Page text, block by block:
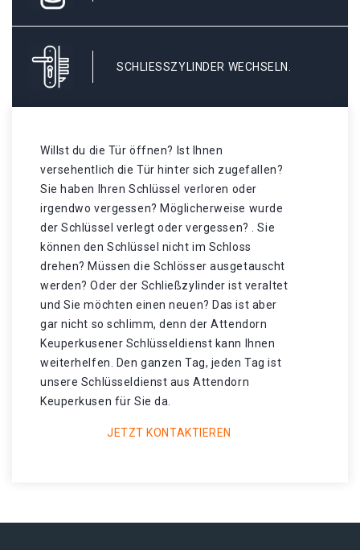
SCHLIESSZYLINDER WECHSELN.
Willst du die Tür öffnen? Ist Ihnen
versehentlich die Tür hinter sich zugefallen?
Sie haben Ihren Schlüssel verloren oder
irgendwo vergessen? Möglicherweise wurde
der Schlüssel verlegt oder vergessen? . Sie
können den Schlüssel nicht im Schloss
drehen? Müssen die Schlösser ausgetauscht
werden? Oder der Schließzylinder ist veraltet
und Sie möchten einen neuen? Das ist aber
gar nicht so schlimm, denn der Attendorn
Keuperkusener Schlüsseldienst kann Ihnen
weiterhelfen. Den ganzen Tag, jeden Tag ist
unsere Schlüsseldienst aus Attendorn
Keuperkusen für Sie da.
JETZT KONTAKTIEREN